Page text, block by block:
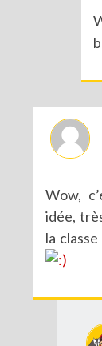
DIY
Wow,
idée,
la classe